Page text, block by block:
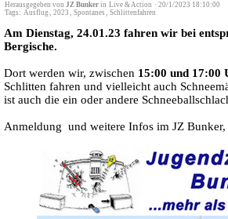
Herausgegeben von JZ Bunker in Live & Action · 20/1/2023 18:10:00
Tags: Ausflug , 2023 , Spontanes , Schlittenfahren
Am Dienstag, 24.01.23 fahren wir bei
Bergische.
Dort werden wir, zwischen 15:00 und 17:00
Schlitten fahren und vielleicht auch
ist auch die ein oder andere
Anmeldung und weitere Infos im JZ